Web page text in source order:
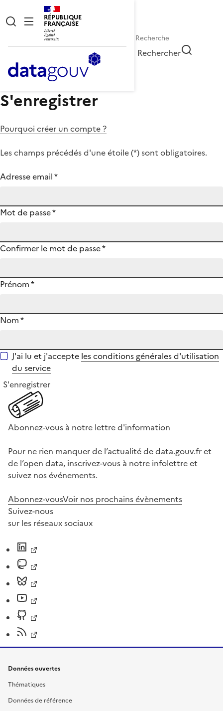
RÉPUBLIQUE
FRANÇAISE
Rechercher
S'enregistrer
Pourquoi créer un compte ?
Les champs précédés d'une étoile (*) sont obligatoires.
Adresse email*
Mot de passe*
Confirmer le mot de passe*
Prénom*
Nom*
J'ai lu et j'accepte les conditions générales d'utilisation
du service
S'enregistrer
Abonnez-vous à notre lettre d'information
Pour ne rien manquer de l’actualité de data.gouv.fr et
de l’open data, inscrivez-vous à notre infolettre et
suivez nos événements.
Abonnez-vousVoir nos prochains évènements
Suivez-nous
sur les réseaux sociaux
Données ouvertes
Thématiques
Données de référence